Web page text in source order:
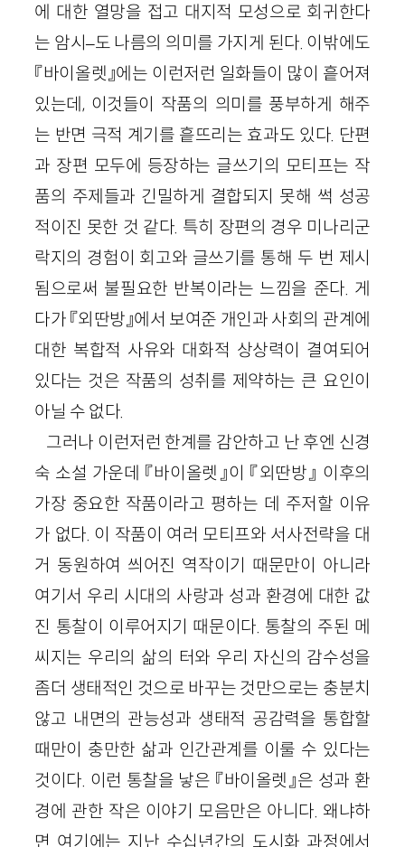
에 대한 열망을 접고 대지적 모성으로 회귀한다
는 암시–도 나름의 의미를 가지게 된다. 이밖에도
『바이올렛』에는 이런저런 일화들이 많이 흩어져
있는데, 이것들이 작품의 의미를 풍부하게 해주
는 반면 극적 계기를 흩뜨리는 효과도 있다. 단편
과 장편 모두에 등장하는 글쓰기의 모티프는 작
품의 주제들과 긴밀하게 결합되지 못해 썩 성공
적이진 못한 것 같다. 특히 장편의 경우 미나리군
락지의 경험이 회고와 글쓰기를 통해 두 번 제시
됨으로써 불필요한 반복이라는 느낌을 준다. 게
다가 『외딴방』에서 보여준 개인과 사회의 관계에
대한 복합적 사유와 대화적 상상력이 결여되어
있다는 것은 작품의 성취를 제약하는 큰 요인이
아닐 수 없다.
그러나 이런저런 한계를 감안하고 난 후엔 신경
숙 소설 가운데 『바이올렛』이 『외딴방』 이후의
가장 중요한 작품이라고 평하는 데 주저할 이유
가 없다. 이 작품이 여러 모티프와 서사전략을 대
거 동원하여 씌어진 역작이기 때문만이 아니라
여기서 우리 시대의 사랑과 성과 환경에 대한 값
진 통찰이 이루어지기 때문이다. 통찰의 주된 메
씨지는 우리의 삶의 터와 우리 자신의 감수성을
좀더 생태적인 것으로 바꾸는 것만으로는 충분치
않고 내면의 관능성과 생태적 공감력을 통합할
때만이 충만한 삶과 인간관계를 이룰 수 있다는
것이다. 이런 통찰을 낳은 『바이올렛』은 성과 환
경에 관한 작은 이야기 모음만은 아니다. 왜냐하
면 여기에는 지난 수십년간의 도시화 과정에서